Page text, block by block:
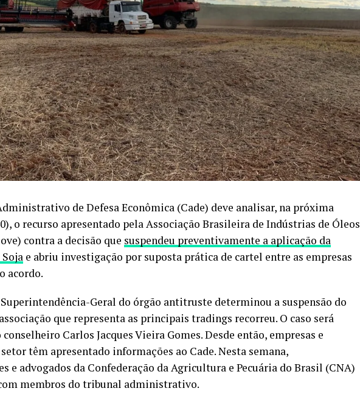
de Defesa Econômica (Cade) deve analisar, na próxima
o recurso apresentado pela Associação Brasileira de Indústrias de Óleos
contra a decisão que suspendeu preventivamente a aplicação da
e abriu investigação por suposta prática de cartel entre as empresas
acordo.
Geral do órgão antitruste determinou a suspensão do
que representa as principais tradings recorreu. O caso será
Carlos Jacques Vieira Gomes. Desde então, empresas e
têm apresentado informações ao Cade. Nesta semana,
e advogados da Confederação da Agricultura e Pecuária do Brasil (CNA)
membros do tribunal administrativo.